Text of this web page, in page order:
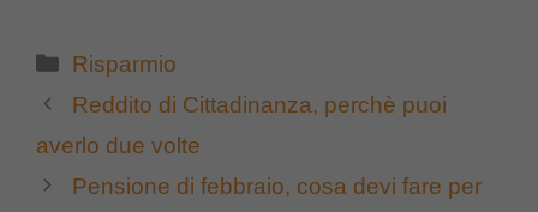
Categorie
Risparmio
Reddito di Cittadinanza, perchè puoi
averlo due volte
Pensione di febbraio, cosa devi fare per